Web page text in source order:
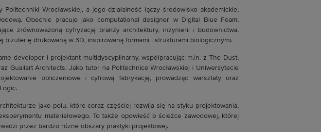
Wrocławskiej, a jego działalność łączy środowisko akademickie,
Obecnie pracuje jako computational designer w Digital Blue Foam,
zrównoważoną cyfryzację branży architektury, inżynierii i budownictwa.
biżuterię drukowaną w 3D, inspirowaną formami i strukturami biologicznymi.
developer i projektant multidyscyplinarny, współpracując m.in. z The Dust,
Guallart Architects. Jako tutor na Politechnice Wrocławskiej i Uniwersytecie
obliczeniowe i cyfrową fabrykację, prowadząc warsztaty oraz
jako polu, które coraz częściej rozwija się na styku projektowania,
materiałowego. To także opowieść o ścieżce zawodowej, której
przez bardzo różne obszary praktyki projektowej.